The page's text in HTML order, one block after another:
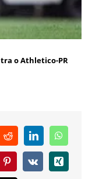
o Athletico-PR
RedditLinkedIn
PinterestVk Xing